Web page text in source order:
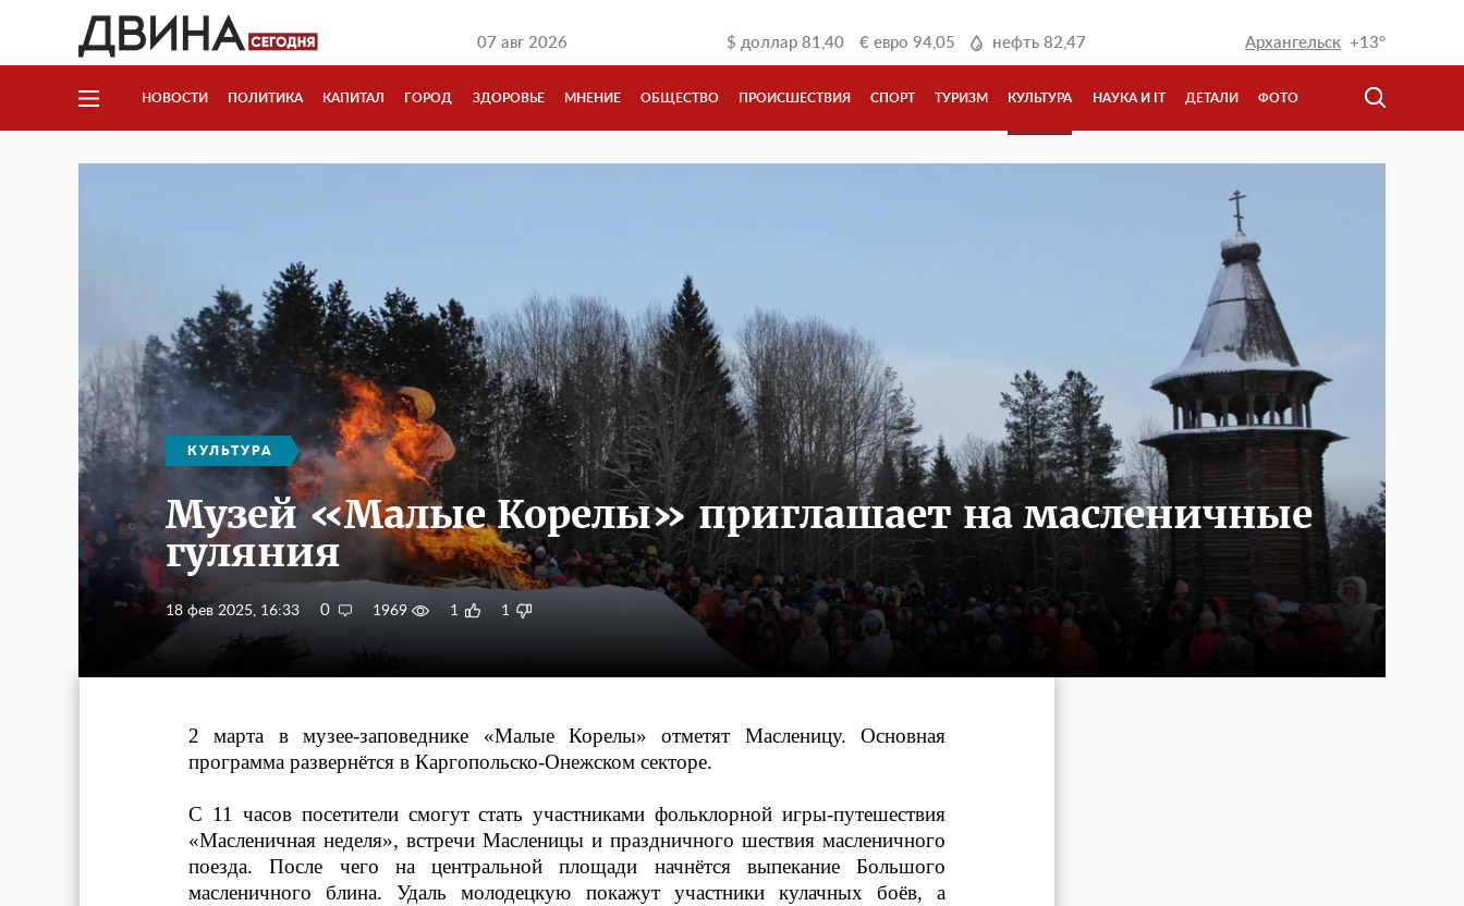
07 авг 2026 $ доллар 81,40 € евро 94,05 нефть 82,47 Архангельск +13°
НОВОСТИ ПОЛИТИКА КАПИТАЛ ГОРОД ЗДОРОВЬЕ МНЕНИЕ ОБЩЕСТВО ПРОИСШЕСТВИЯ СПОРТ ТУРИЗМ КУЛЬТУРА НАУКА И IT ДЕТАЛИ ФОТО
КУЛЬТУРА
Музей «Малые Корелы» приглашает на масленичные
гуляния
18 фев 2025, 16:33 0 1969 1 1
2 марта в музее-заповеднике «Малые Корелы» отметят Масленицу. Основная
программа развернётся в Каргопольско-Онежском секторе.
С 11 часов посетители смогут стать участниками фольклорной игры-путешествия
«Масленичная неделя», встречи Масленицы и праздничного шествия масленичного
поезда. После чего на центральной площади начнётся выпекание Большого
масленичного блина. Удаль молодецкую покажут участники кулачных боёв, а